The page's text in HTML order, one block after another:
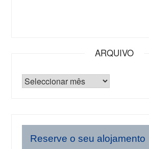
ARQUIVO
Reserve o seu alojamento